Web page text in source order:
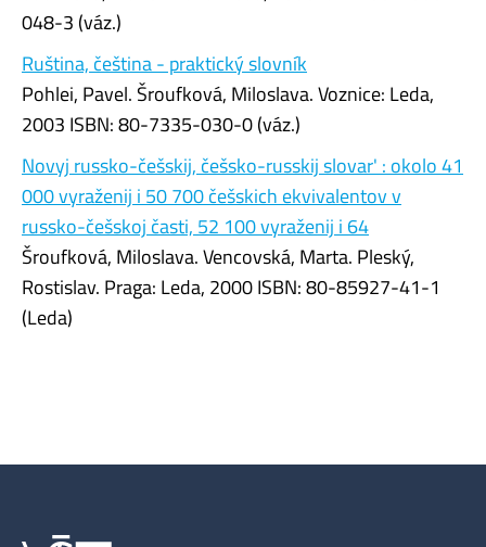
048-3 (váz.)
Ruština, čeština - praktický slovník
Pohlei, Pavel. Šroufková, Miloslava. Voznice: Leda,
2003 ISBN: 80-7335-030-0 (váz.)
Novyj russko-češskij, češsko-russkij slovar' : okolo 41
000 vyraženij i 50 700 češskich ekvivalentov v
russko-češskoj časti, 52 100 vyraženij i 64
Šroufková, Miloslava. Vencovská, Marta. Pleský,
Rostislav. Praga: Leda, 2000 ISBN: 80-85927-41-1
(Leda)